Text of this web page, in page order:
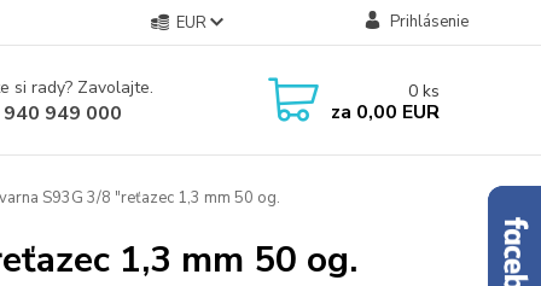
EUR Prihlásenie
si rady? Zavolajte.
949 000
0 ks
za 0,00 EUR
S93G 3/8 "reťazec 1,3 mm 50 og.
1,3 mm 50 og.